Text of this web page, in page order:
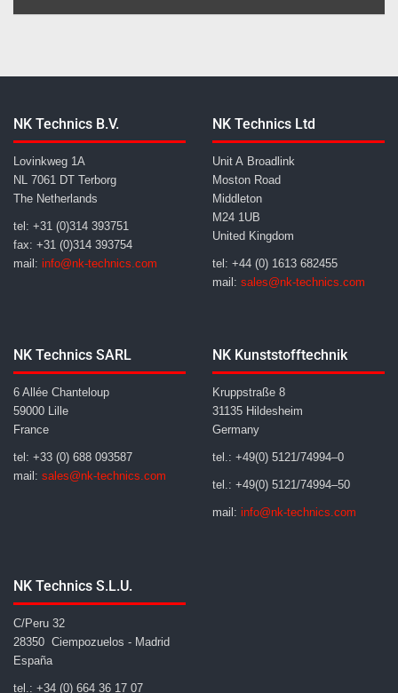
NK Technics B.V.
Lovinkweg 1A
NL 7061 DT Terborg
The Netherlands
tel: +31 (0)314 393751
fax: +31 (0)314 393754
mail: info@nk-technics.com
NK Technics Ltd
Unit A Broadlink
Moston Road
Middleton
M24 1UB
United Kingdom
tel: +44 (0) 1613 682455
mail: sales@nk-technics.com
NK Technics SARL
6 Allée Chanteloup
59000 Lille
France
tel: +33 (0) 688 093587
mail: sales@nk-technics.com
NK Kunststofftechnik
Kruppstraße 8
31135 Hildesheim
Germany
tel.: +49(0) 5121/74994–0
tel.: +49(0) 5121/74994–50
mail: info@nk-technics.com
NK Technics S.L.U.
C/Peru 32
28350 Ciempozuelos - Madrid
España
tel.: +34 (0) 664 36 17 07